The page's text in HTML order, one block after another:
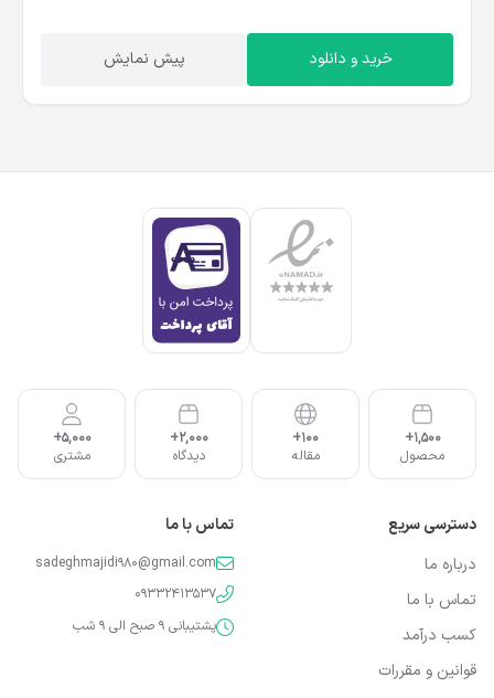
خرید و دانلود پیش نمایش
1,500+
محصول
100+
مقاله
2,000+
دیدگاه
5,000+
مشتری
دسترسی سریع
درباره ما
تماس با ما
کسب درآمد
قوانین و مقررات
تماس با ما
sadeghmajidi980@gmail.com
09332413537
پشتیبانی 9 صبح الی 9 شب